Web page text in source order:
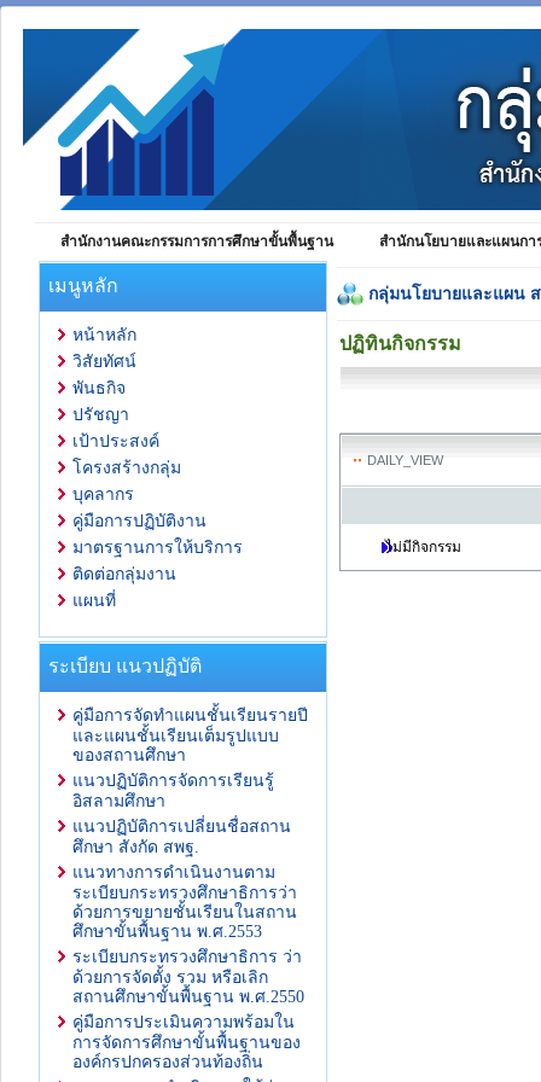
สำนักงานคณะกรรมการการศึกษาขั้นพื้นฐาน สำนักนโยบายและแผนก
เมนูหลัก
หน้าหลัก
วิสัยทัศน์
พันธกิจ
ปรัชญา
เป้าประสงค์
โครงสร้างกลุ่ม
บุคลากร
คู่มือการปฏิบัติงาน
มาตรฐานการให้บริการ
ติดต่อกลุ่มงาน
แผนที่
ระเบียบ แนวปฏิบัติ
คู่มือการจัดทำแผนชั้นเรียนรายปี
และแผนชั้นเรียนเต็มรูปแบบ
ของสถานศึกษา
แนวปฏิบัติการจัดการเรียนรู้
อิสลามศึกษา
แนวปฏิบัติการเปลี่ยนชื่อสถาน
ศึกษา สังกัด สพฐ.
แนวทางการดำเนินงานตาม
ระเบียบกระทรวงศึกษาธิการว่า
ด้วยการขยายชั้นเรียนในสถาน
ศึกษาขั้นพื้นฐาน พ.ศ.2553
ระเบียบกระทรวงศึกษาธิการ ว่า
ด้วยการจัดตั้ง รวม หรือเลิก
สถานศึกษาขั้นพื้นฐาน พ.ศ.2550
คู่มือการประเมินความพร้อมใน
การจัดการศึกษาขั้นพื้นฐานของ
องค์กรปกครองส่วนท้องถิ่น
กลุ่มนโยบายและแผน
ปฏิทินกิจกรรม
DAILY_VIEW
ไม่มีกิจกรรม